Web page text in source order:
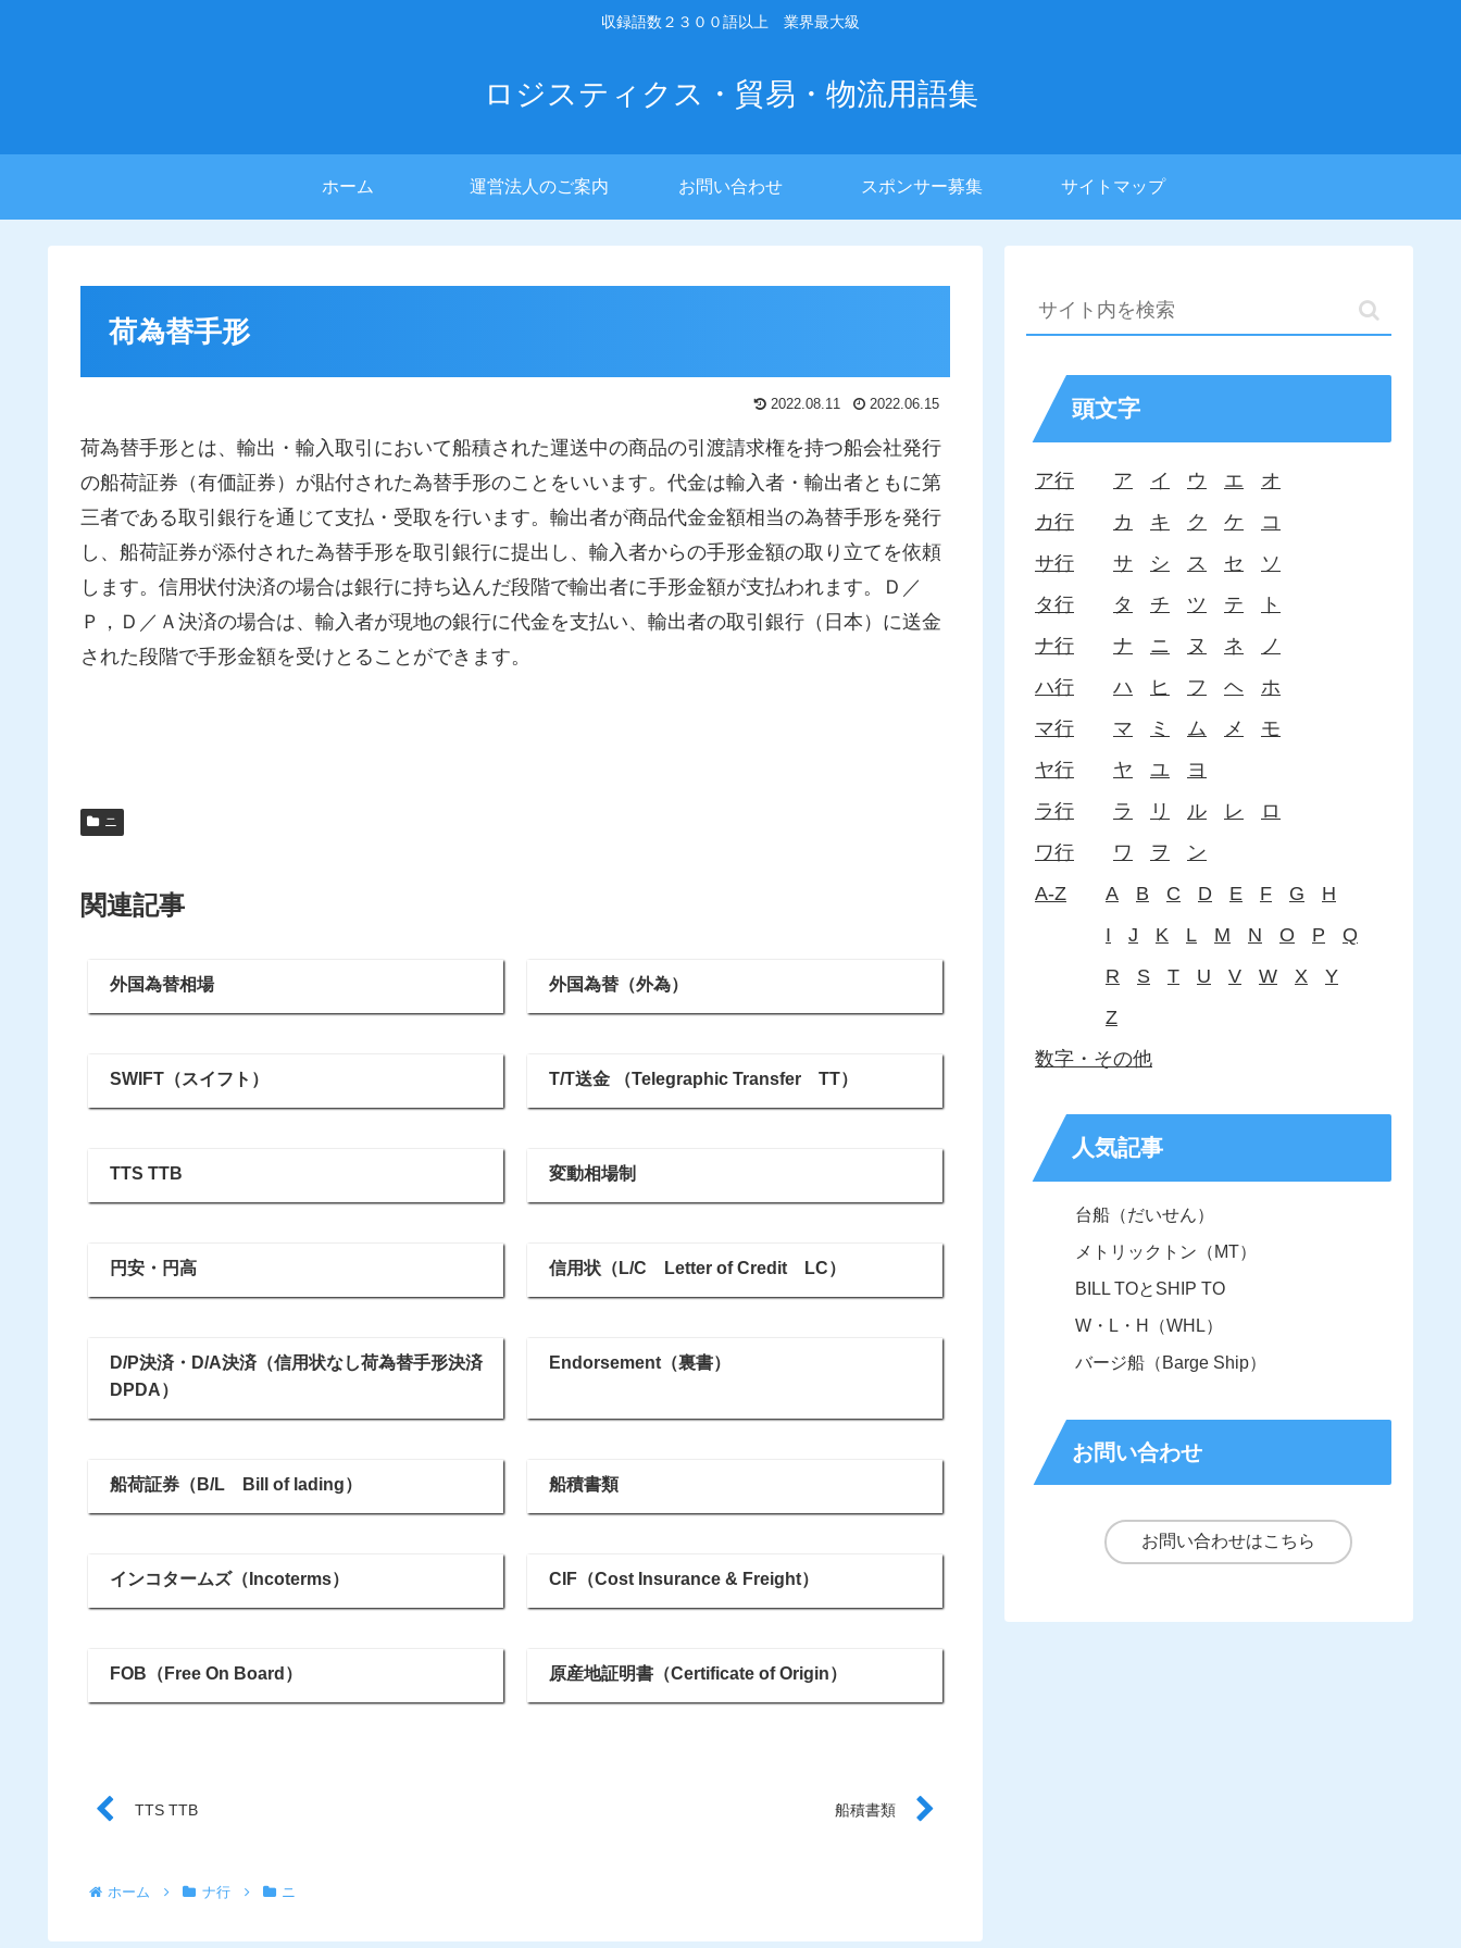
収録語数２３００語以上 業界最大級
ロジスティクス・貿易・物流用語集
ホーム 運営法人のご案内 お問い合わせ スポンサー募集 サイトマップ
荷為替手形
2022.08.11 2022.06.15
荷為替手形とは、輸出・輸入取引において船積された運送中の商品の引渡請求権を持つ船会社発行
の船荷証券（有価証券）が貼付された為替手形のことをいいます。代金は輸入者・輸出者ともに第
三者である取引銀行を通じて支払・受取を行います。輸出者が商品代金金額相当の為替手形を発行
し、船荷証券が添付された為替手形を取引銀行に提出し、輸入者からの手形金額の取り立てを依頼
します。信用状付決済の場合は銀行に持ち込んだ段階で輸出者に手形金額が支払われます。Ｄ／
Ｐ，Ｄ／Ａ決済の場合は、輸入者が現地の銀行に代金を支払い、輸出者の取引銀行（日本）に送金
された段階で手形金額を受けとることができます。
ニ
関連記事
外国為替相場 外国為替（外為）
SWIFT（スイフト） T/T送金 （Telegraphic Transfer TT）
TTS TTB 変動相場制
円安・円高 信用状（L/C Letter of Credit LC）
D/P決済・D/A決済（信用状なし荷為替手形決済
DPDA）
Endorsement（裏書）
船荷証券（B/L Bill of lading） 船積書類
インコタームズ（Incoterms） CIF（Cost Insurance & Freight）
FOB（Free On Board） 原産地証明書（Certificate of Origin）
TTS TTB 船積書類
ホーム ナ行 ニ
頭文字
ア行 ア イ ウ エ
オ
カ行
カ キ ク ケ
コ
サ行
サ シ ス セ
ソ
タ行
タ チ ツ テ
ト
ナ行
ナ ニ ヌ ネ
ノ
ハ行
ハ ヒ フ ヘ
ホ
マ行
マ ミ ム メ
モ
ヤ行
ヤ ユ
ヨ
ラ行
ラ リ ル レ
ロ
ワ行
ワ ヲ
ン
A-Z
A B C D E F G
H
I
J K L M N O P
Q
R
S T U V W X
Y
Z
数字・その他
人気記事
台船（だいせん）
メトリックトン（MT）
BILL TOとSHIP TO
W・L・H（WHL）
バージ船（Barge Ship）
お問い合わせ
お問い合わせはこちら